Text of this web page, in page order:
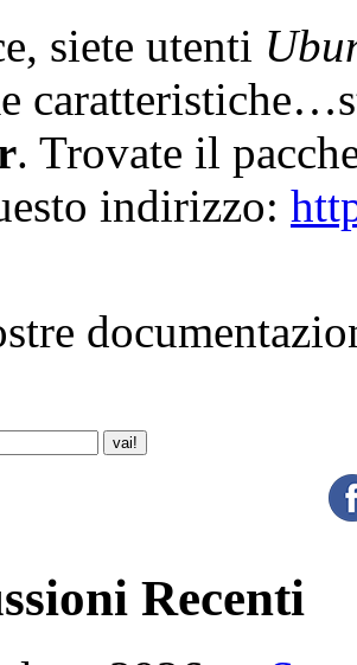
siete utenti
. Trovate il
indirizzo:
Recenti